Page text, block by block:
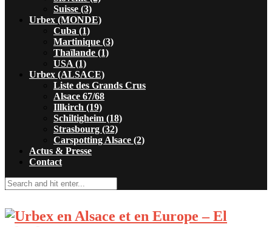
Suisse (3)
Urbex (MONDE)
Cuba (1)
Martinique (3)
Thaïlande (1)
USA (1)
Urbex (ALSACE)
Liste des Grands Crus
Alsace 67/68
Illkirch (19)
Schiltigheim (18)
Strasbourg (32)
Carspotting Alsace (2)
Actus & Presse
Contact